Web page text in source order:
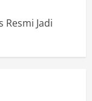
Jadi